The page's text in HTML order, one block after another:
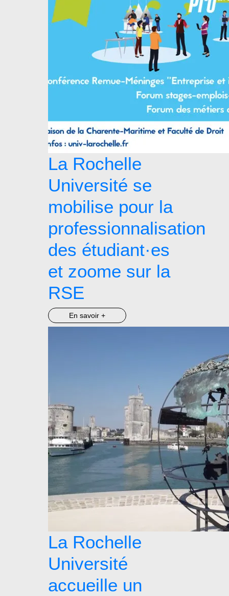
La Rochelle
Université se
mobilise pour la
professionnalisation
des étudiant·es
et zoome sur la
RSE
En savoir +
La Rochelle
Université
accueille un